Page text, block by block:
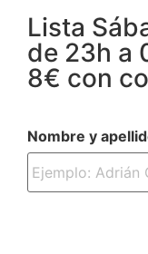
Lista
de 23h a
8€ con
Nombre y